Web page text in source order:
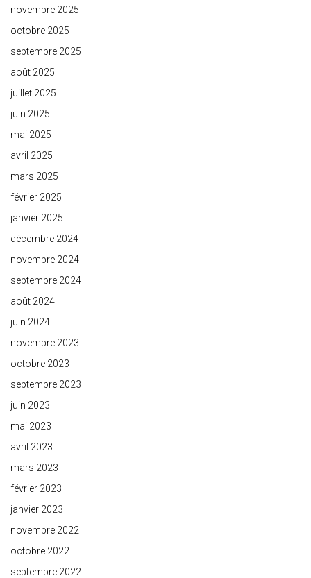
novembre 2025
octobre 2025
septembre 2025
août 2025
juillet 2025
juin 2025
mai 2025
avril 2025
mars 2025
février 2025
janvier 2025
décembre 2024
novembre 2024
septembre 2024
août 2024
juin 2024
novembre 2023
octobre 2023
septembre 2023
juin 2023
mai 2023
avril 2023
mars 2023
février 2023
janvier 2023
novembre 2022
octobre 2022
septembre 2022